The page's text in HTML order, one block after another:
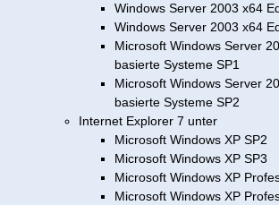
Windows Server 2003 x64
Windows Server 2003 x64
Microsoft Windows Server
basierte Systeme SP1
Microsoft Windows Server
basierte Systeme SP2
Internet Explorer 7 unter
Microsoft Windows XP SP2
Microsoft Windows XP SP3
Microsoft Windows XP
Microsoft Windows XP